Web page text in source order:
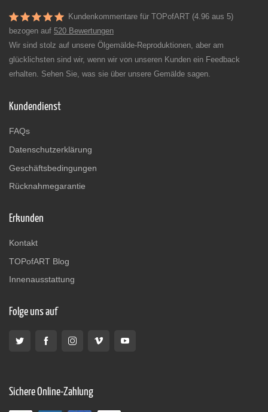
Kundenkommentare für TOPofART (4.96 aus 5)
bezogen auf 520 Bewertungen
Wir sind stolz auf unsere Ölgemälde-Reproduktionen, aber am
glücklichsten sind wir, wenn wir von unseren Kunden ein Feedback
erhalten. Sehen Sie, was sie über unsere Gemälde sagen.
Kundendienst
FAQs
Datenschutzerklärung
Geschäftsbedingungen
Rücknahmegarantie
Erkunden
Kontakt
TOPofART Blog
Innenausstattung
Folge uns auf
Sichere Online-Zahlung